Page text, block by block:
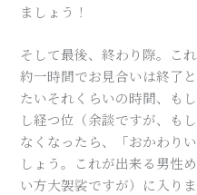
ましょう！
そして最後、終わり際。これ
約一時間でお見合いは終了
たいそれくらいの時間、も
し経つ位（余談ですが、も
なくなったら、「おかわり
しょう。これが出来る男性
い方大袈裟ですが）に入り